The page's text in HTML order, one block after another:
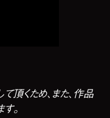
頂くため、また、 作品
。